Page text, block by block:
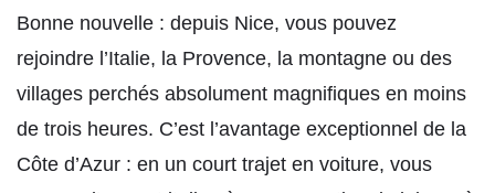
Bonne nouvelle : depuis Nice, vous pouvez
rejoindre l’Italie, la Provence, la montagne ou des
villages perchés absolument magnifiques en moins
de trois heures. C’est l’avantage exceptionnel de la
Côte d’Azur : en un court trajet en voiture, vous